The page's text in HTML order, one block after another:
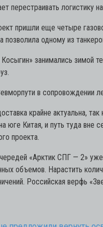
перестраивать логистику
пришли еще четыре
позволила одному из
занимались зимой
в сопровождении
крайне актуальна,
юге Китая, и путь туда
проекта.
«Арктик СПГ — 2»
объемов. Нарастить
Российская верфь